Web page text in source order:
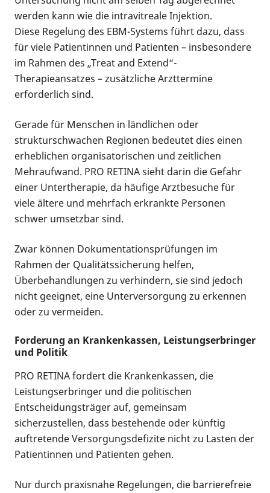
werden kann wie die intravitreale Injektion.
Diese Regelung des EBM-Systems führt dazu, dass
für viele Patientinnen und Patienten – insbesondere
im Rahmen des „Treat and Extend“-
Therapieansatzes – zusätzliche Arzttermine
erforderlich sind.
Gerade für Menschen in ländlichen oder
strukturschwachen Regionen bedeutet dies einen
erheblichen organisatorischen und zeitlichen
Mehraufwand. PRO RETINA sieht darin die Gefahr
einer Untertherapie, da häufige Arztbesuche für
viele ältere und mehrfach erkrankte Personen
schwer umsetzbar sind.
Zwar können Dokumentationsprüfungen im
Rahmen der Qualitätssicherung helfen,
Überbehandlungen zu verhindern, sie sind jedoch
nicht geeignet, eine Unterversorgung zu erkennen
oder zu vermeiden.
Forderung an Krankenkassen, Leistungserbringer
und Politik
PRO RETINA fordert die Krankenkassen, die
Leistungserbringer und die politischen
Entscheidungsträger auf, gemeinsam
sicherzustellen, dass bestehende oder künftig
auftretende Versorgungsdefizite nicht zu Lasten der
Patientinnen und Patienten gehen.
Nur durch praxisnahe Regelungen, die barrierefreie